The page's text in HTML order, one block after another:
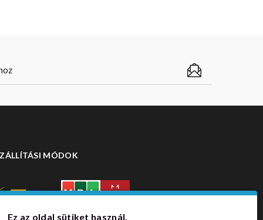
MÓDOK
Ez az oldal sütiket használ.